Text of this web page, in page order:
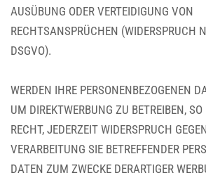
AUSÜBUNG ODER VERTEIDIGUNG VON
RECHTSANSPRÜCHEN (WIDERSPRUCH
DSGVO).
WERDEN IHRE PERSONENBEZOGENEN
UM DIREKTWERBUNG ZU BETREIBEN,
RECHT, JEDERZEIT WIDERSPRUCH
VERARBEITUNG SIE BETREFFENDER
DATEN ZUM ZWECKE DERARTIGER